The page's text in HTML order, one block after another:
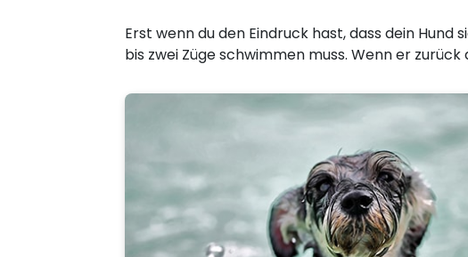
Erst wenn du den Eindruck hast, dass dein
bis zwei Züge schwimmen muss. Wenn er